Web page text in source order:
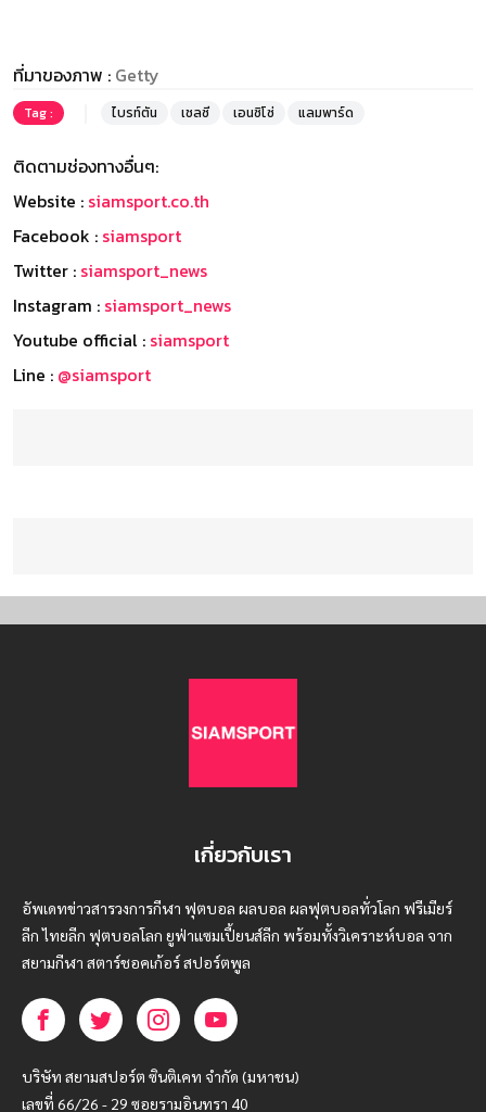
ที่มาของภาพ : Getty
Tag : ไบรท์ตัน เชลซี เอนซิโซ่ แลมพาร์ด
ติดตามช่องทางอื่นๆ:
Website : siamsport.co.th
Facebook : siamsport
Twitter : siamsport_news
Instagram : siamsport_news
Youtube official : siamsport
Line : @siamsport
เกี่ยวกับเรา
อัพเดทข่าวสารวงการกีฬา ฟุตบอล ผลบอล ผลฟุตบอลทั่วโลก ฟรีเมียร์
ลีก ไทยลีก ฟุตบอลโลก ยูฟ่าแซมเปี้ยนส์ลีก พร้อมทั้งวิเคราะห์บอล จาก
สยามกีฬา สตาร์ชอคเก้อร์ สปอร์ตพูล
บริษัท สยามสปอร์ต ซินติเคท จำกัด (มหาชน)
เลขที่ 66/26 - 29 ซอยรามอินทรา 40